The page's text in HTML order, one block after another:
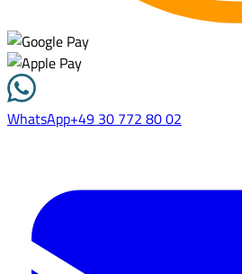
WhatsApp+49 30 772 80 02